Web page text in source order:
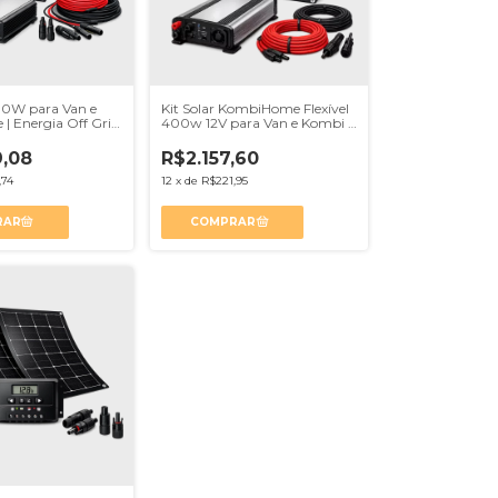
para Van e
| Energia Off Grid
Kit Solar KombiHome Flexível
400w 12V para Van e Kombi |
R$2.157,60
12 x de R$221,95